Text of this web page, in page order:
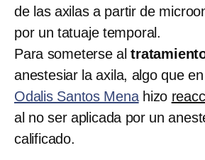
de las axilas a partir de
por un tatuaje temporal.
Para someterse al
anestesiar la axila, algo que
Odalis Santos Menahizo
al no ser aplicada por un
calificado.